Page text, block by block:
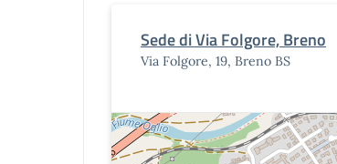
Sede di Via Folgore, Breno
Via Folgore, 19, Breno BS